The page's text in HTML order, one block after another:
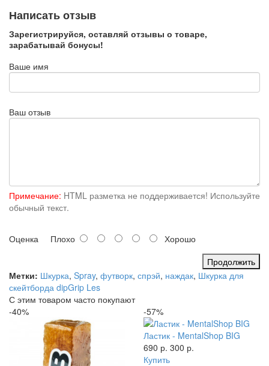
Написать отзыв
Зарегистрируйся, оставляй отзывы о товаре,
зарабатывай бонусы!
Ваше имя
Ваш отзыв
Примечание: HTML разметка не поддерживается! Используйте
обычный текст.
Оценка Плохо
Хорошо
Продолжить
Метки: Шкурка, Spray, футворк, спрэй, наждак, Шкурка для
скейтборда dipGrip Les
С этим товаром часто покупают
-40%
-57%
Ластик - MentalShop BIG
690 р. 300 р.
Купить